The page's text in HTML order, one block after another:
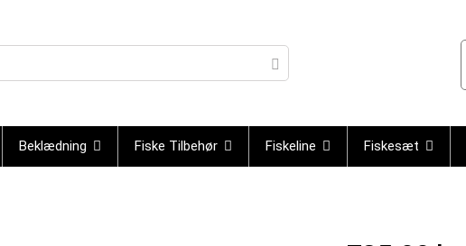
Beklædning Fiske Tilbehør Fiskeline Fiskesæt